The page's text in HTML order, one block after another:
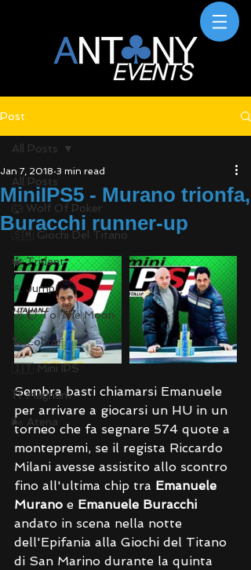
Post
All Posts
🐺 Wolf Of Poker
🇸🇲 Giochi Del Titano
🔱 Trident
🏃 Jump
🚀 🌔 To The Moon
🐍 Cobra
🇮🇹 Mini IPS
⛩ Magnum
🌬 Atena
All Posts
MiniIPS5 - Murano trionfa,
Buracchi runner-up
Jan 7, 2018 3 min read
Sembra basti chiamarsi Emanuele
per arrivare a giocarsi un HU in un
torneo che fa segnare 574 quote a
montepremi, se il regista Riccardo
Milani avesse assistito allo scontro
fino all'ultima chip tra Emanuele
Murano e Emanuele Buracchi
andato in scena nella notte
dell'Epifania alla Giochi del Titano
di San Marino durante la quinta